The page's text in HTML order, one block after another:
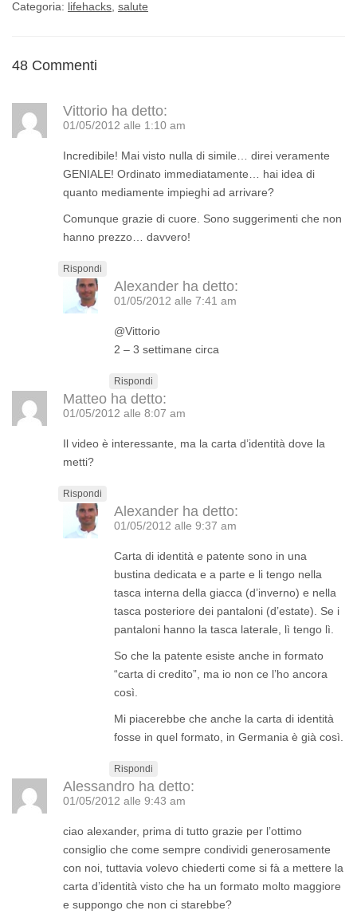
Categoria: lifehacks salute
48 Commenti
Vittorio ha detto:
01/05/2012 alle 1:10 am
Incredibile! Mai visto nulla di simile… direi veramente
GENIALE! Ordinato immediatamente… hai idea di
quanto mediamente impieghi ad arrivare?
Comunque grazie di cuore. Sono suggerimenti che non
hanno prezzo… davvero!
Rispondi
Alexander ha detto:
01/05/2012 alle 7:41 am
@Vittorio
2 – 3 settimane circa
Rispondi
Matteo ha detto:
01/05/2012 alle 8:07 am
Il video è interessante, ma la carta d’identità dove la
metti?
Rispondi
Alexander ha detto:
01/05/2012 alle 9:37 am
Carta di identità e patente sono in una
bustina dedicata e a parte e li tengo nella
tasca interna della giacca (d’inverno) e nella
tasca posteriore dei pantaloni (d’estate). Se i
pantaloni hanno la tasca laterale, lì tengo lì.
So che la patente esiste anche in formato
“carta di credito”, ma io non ce l’ho ancora
così.
Mi piacerebbe che anche la carta di identità
fosse in quel formato, in Germania è già così.
Rispondi
Alessandro ha detto:
01/05/2012 alle 9:43 am
ciao alexander, prima di tutto grazie per l’ottimo
consiglio che come sempre condividi generosamente
con noi, tuttavia volevo chiederti come si fà a mettere la
carta d’identità visto che ha un formato molto maggiore
e suppongo che non ci starebbe?